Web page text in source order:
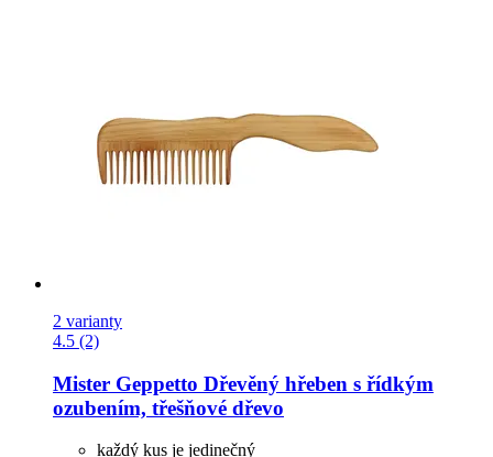
2 varianty
4.5 (2)
Mister Geppetto Dřevěný hřeben s řídkým
ozubením, třešňové dřevo
každý kus je jedinečný